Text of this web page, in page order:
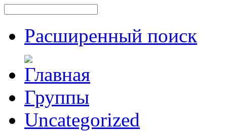
Расширенный поиск
Группы
Uncategorized